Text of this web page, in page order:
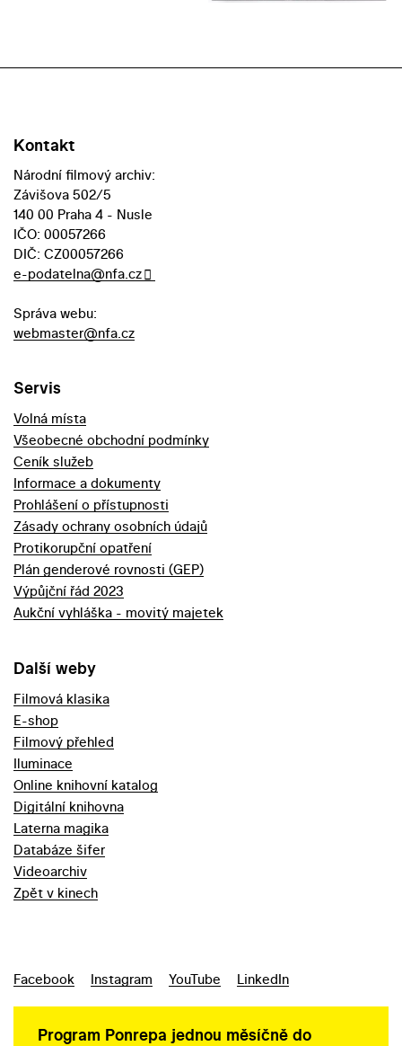
Kontakt
Národní filmový archiv:
Závišova 502/5
140 00 Praha 4 - Nusle
IČO: 00057266
DIČ: CZ00057266
e-podatelna@nfa.cz
Správa webu:
webmaster@nfa.cz
Servis
Volná místa
Všeobecné obchodní podmínky
Ceník služeb
Informace a dokumenty
Prohlášení o přístupnosti
Zásady ochrany osobních údajů
Protikorupční opatření
Plán genderové rovnosti (GEP)
Výpůjční řád 2023
Aukční vyhláška - movitý majetek
Další weby
Filmová klasika
E-shop
Filmový přehled
Iluminace
Online knihovní katalog
Digitální knihovna
Laterna magika
Databáze šifer
Videoarchiv
Zpět v kinech
Facebook Instagram YouTube LinkedIn
Program Ponrepa jednou měsíčně do